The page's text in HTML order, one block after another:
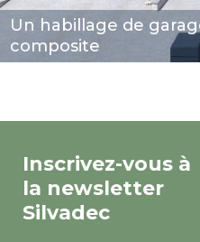
Un habillage de
composite
Inscrivez-vous à
la newsletter
Silvadec